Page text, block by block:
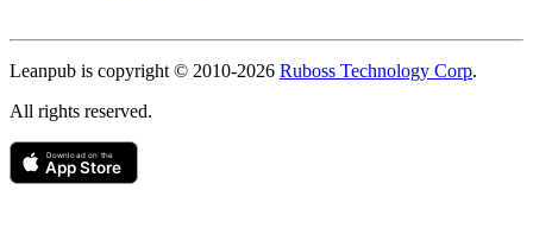
Copyright
Leanpub is copyright © 2010-2026 Ruboss Technology Corp.
All rights reserved.